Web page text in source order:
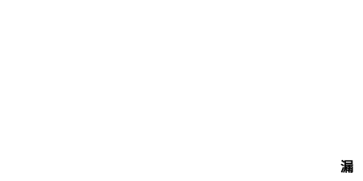
漏